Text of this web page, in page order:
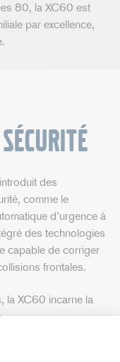
80, la XC60 est
par excellence,
des
comme le
d’urgence à
des technologies
capable de corriger
frontales.
la XC60 incarne la